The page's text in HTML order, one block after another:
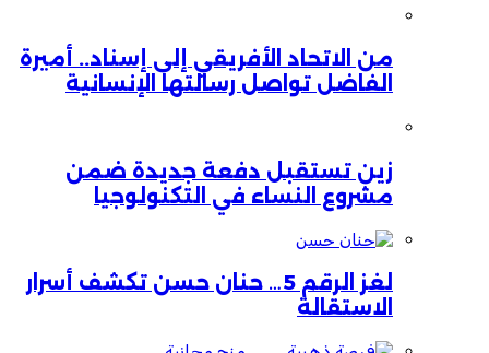
من الاتحاد الأفريقي إلى إسناد.. أميرة
الفاضل تواصل رسالتها الإنسانية
زين تستقبل دفعة جديدة ضمن
مشروع النساء في التكنولوجيا
لغز الرقم 5… حنان حسن تكشف أسرار
الاستقالة